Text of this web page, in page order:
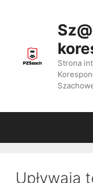
Strona
Upływają